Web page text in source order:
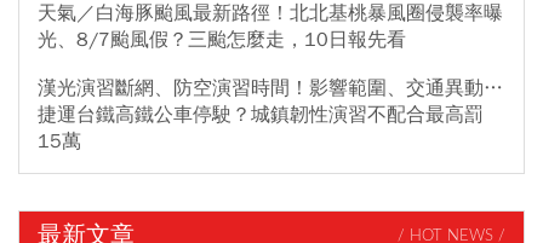
天氣／白海豚颱風最新路徑！北北基桃暴風圈侵襲率曝
光、8/7颱風假？三颱怎麼走，10日報先看
漢光演習斷網、防空演習時間！影響範圍、交通異動…
捷運台鐵高鐵公車停駛？城鎮韌性演習不配合最高罰
15萬
最新文章 / HOT NEWS /